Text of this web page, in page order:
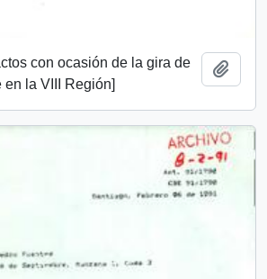
con ocasión de la gira de
la VIII Región]